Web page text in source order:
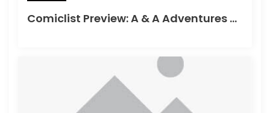
Comiclist Preview: A & A Adventures of Archerin ja Armstrong#11